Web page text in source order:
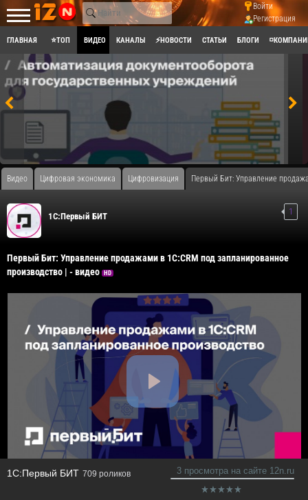
Войти
Регистрация
ГЛАВНАЯ ⭐ТОП ВИДЕО КАНАЛЫ ⚡НОВОСТИ СТАТЬИ БЛОГИ
Видео Цифровая экономика Цифровизация Первый Бит: Управление
1С:Первый БИТ 1
Первый Бит: Управление продажами в 1С:CRM под запланированное
производство | - видео
HD
1С:Первый БИТ 709 роликов 3 просмотра на сайте 12n.ru